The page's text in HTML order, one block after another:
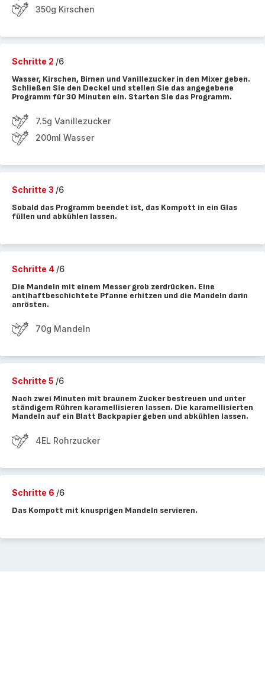
350g Kirschen
Schritte 2 /6
Wasser, Kirschen, Birnen und Vanillezucker in den Mixer geben.
Schließen Sie den Deckel und stellen Sie das angegebene
Programm für 30 Minuten ein. Starten Sie das Programm.
7.5g Vanillezucker
200ml Wasser
Schritte 3 /6
Sobald das Programm beendet ist, das Kompott in ein Glas
füllen und abkühlen lassen.
Schritte 4 /6
Die Mandeln mit einem Messer grob zerdrücken. Eine
antihaftbeschichtete Pfanne erhitzen und die Mandeln darin
anrösten.
70g Mandeln
Schritte 5 /6
Nach zwei Minuten mit braunem Zucker bestreuen und unter
ständigem Rühren karamellisieren lassen. Die karamellisierten
Mandeln auf ein Blatt Backpapier geben und abkühlen lassen.
4EL Rohrzucker
Schritte 6 /6
Das Kompott mit knusprigen Mandeln servieren.